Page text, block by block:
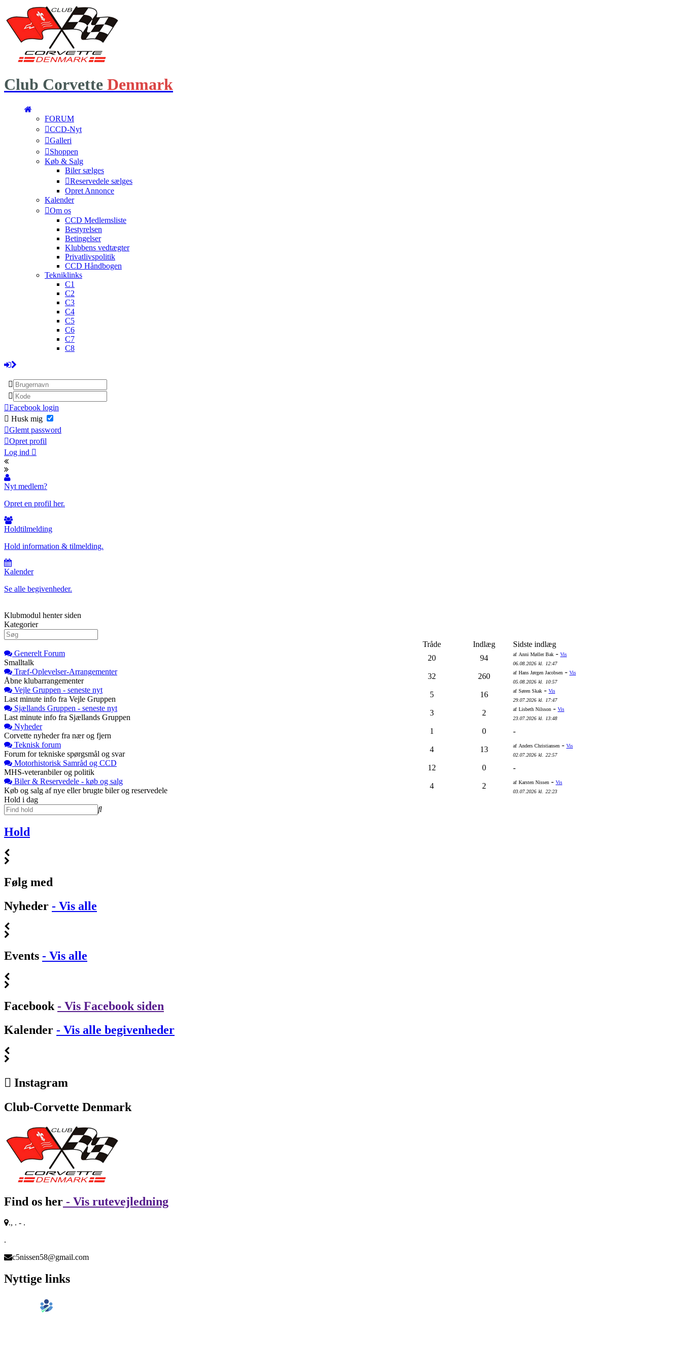
Club Corvette Denmark
FORUM
CCD-Nyt
Galleri
Shoppen
Køb & Salg
Biler sælges
Reservedele sælges
Opret Annonce
Kalender
Om os
CCD Medlemsliste
Bestyrelsen
Betingelser
Klubbens vedtægter
Privatlivspolitik
CCD Håndbogen
Tekniklinks
C1
C2
C3
C4
C5
C6
C7
C8
Facebook login
Husk mig
Glemt password
Opret profil
Log ind
Nyt medlem?
Opret en profil her.
Holdtilmelding
Hold information & tilmelding.
Kalender
Se alle begivenheder.
Klubmodul henter siden
Kategorier
Tråde Indlæg
Sidste indlæg
Generelt Forum
Smalltalk
20 94 af Anni Møller Bak - Vis
06.08.2026 kl. 12:47
Træf-Oplevelser-Arrangementer
Åbne klubarrangementer
32 260 af Hans Jørgen Jacobsen - Vis
05.08.2026 kl. 10:57
Vejle Gruppen - seneste nyt
Last minute info fra Vejle Gruppen
5 16 af Søren Skak - Vis
29.07.2026 kl. 17:47
Sjællands Gruppen - seneste nyt
Last minute info fra Sjællands Gruppen
3 2 af Lisbeth Nilsson - Vis
23.07.2026 kl. 13:48
Nyheder
Corvette nyheder fra nær og fjern
1 0
-
Teknisk forum
Forum for tekniske spørgsmål og svar
4 13 af Anders Christiansen - Vis
02.07.2026 kl. 22:57
Motorhistorisk Samråd og CCD
MHS-veteranbiler og politik
12 0
-
Biler & Reservedele - køb og salg
Køb og salg af nye eller brugte biler og reservedele
4 2 af Karsten Nissen - Vis
03.07.2026 kl. 22:23
Hold i dag
Hold
Følg med
Nyheder - Vis alle
Events - Vis alle
Facebook - Vis Facebook siden
Kalender - Vis alle begivenheder
Instagram
Club-Corvette Denmark
Find os her - Vis rutevejledning
., . - .
.
c5nissen58@gmail.com
Nyttige links